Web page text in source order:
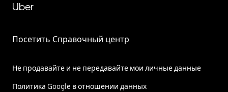
Uber
Посетить Справочный центр
Не продавайте и не передавайте мои личные данные
Политика Google в отношении данных